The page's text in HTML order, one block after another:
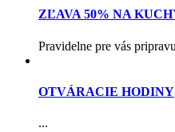
ZĽAVA 50% NA
Pravidelne pre vás
OTVÁRACIE HODINY
...